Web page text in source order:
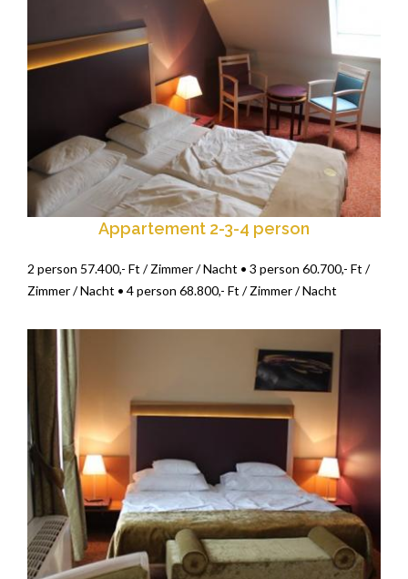
Appartement 2-3-4 person
2 person 57.400,- Ft / Zimmer / Nacht • 3 person 60.700,- Ft /
Zimmer / Nacht • 4 person 68.800,- Ft / Zimmer / Nacht